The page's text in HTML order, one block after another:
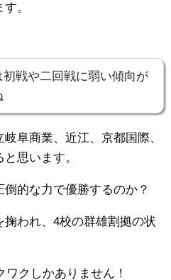
。
初戦や二回戦に弱い傾向が
阜商業、近江、京都国際、
思います。
的な力で優勝するのか？
われ、4校の群雄割拠の状
クしかありません！